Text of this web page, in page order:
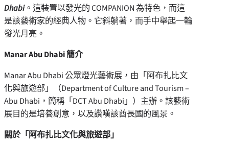
Dhabi。這裝置以發光的 COMPANION 為特色，而這
是該藝術家的經典人物。它斜躺著，而手中舉起一輪
發光月亮。
Manar Abu Dhabi 簡介
Manar Abu Dhabi 公眾燈光藝術展，由「阿布扎比文
化與旅遊部」（Department of Culture and Tourism –
Abu Dhabi，簡稱「DCT Abu Dhabi」）主辦。該藝術
展目的是培養創意，以及讚嘆該酋長國的風景。
關於「阿布扎比文化與旅遊部」